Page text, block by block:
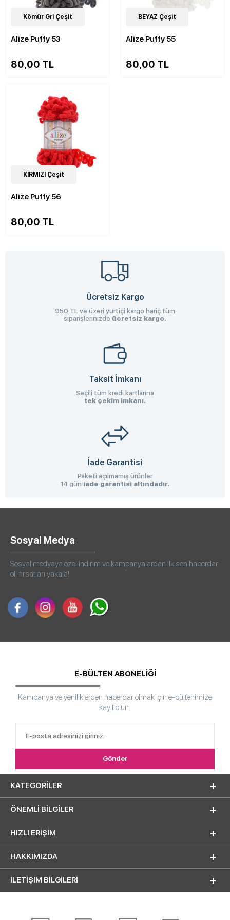
90Çeşit
Kömür Gri Çeşit
Alize Puffy 53
80,00 TL
90Çeşit
BEYAZ Çeşit
Alize Puffy 55
80,00 TL
90Çeşit
KIRMIZI Çeşit
Alize Puffy 56
80,00 TL
Ücretsiz Kargo
950 TL ve üzeri yurtiçi kargo hariç tüm
siparişlerinizde ücretsiz kargo.
Taksit İmkanı
Seçili tüm kredi kartlarına
tek çekim imkanı.
İade Garantisi
Paketi açılmamış ürünler
14 gün iade garantisi altındadır.
Sosyal Medya
Sosyal medyaya özel indirim ve kampanyalardan ilk sen haberdar
ol, fırsatları yakala!
E-BÜLTEN ABONELİĞİ
Kampanya ve yeniliklerden haberdar olmak için e-bültenimize
kayıt olun.
KATEGORILER
ÖNEMLI BILGILER
HIZLI ERIŞIM
HAKKIMIZDA
İLETİŞİM BİLGİLERİ